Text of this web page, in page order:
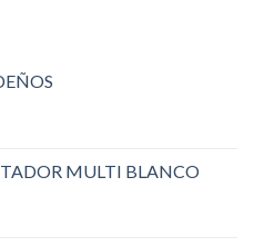
MULTI BLANCO